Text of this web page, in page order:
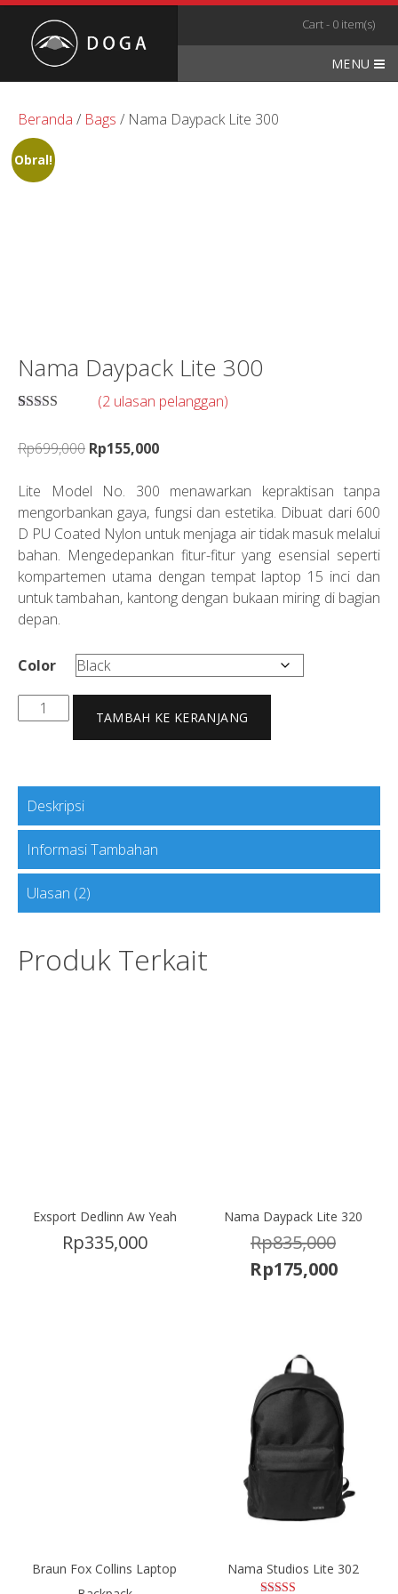
Skip
content
Cart - 0 item(s)
MENU
Beranda / Bags / Nama Daypack Lite 300
Obral!
Nama Daypack Lite 300
berdasarkan
(2 ulasan pelanggan)
Rp699,000 Harga
adalah:
Rp699,000.
Rp155,000Harga
ini
adalah:
Rp155,000.
Lite Model No. 300 menawarkan kepraktisan tanpa
mengorbankan gaya, fungsi dan estetika. Dibuat dari 600
D PU Coated Nylon untuk menjaga air tidak masuk melalui
bahan. Mengedepankan fitur-fitur yang esensial seperti
kompartemen utama dengan tempat laptop 15 inci dan
untuk tambahan, kantong dengan bukaan miring di bagian
depan.
Color
Kuantitas
Nama
300
TAMBAH KE KERANJANG
Deskripsi
Informasi Tambahan
Ulasan (2)
Produk Terkait
Exsport Dedlinn Aw Yeah
Rp335,000
Nama Daypack Lite 320
Rp835,000Harga
aslinya
Rp175,000Harga
Braun Fox Collins Laptop
Nama Studios Lite 302